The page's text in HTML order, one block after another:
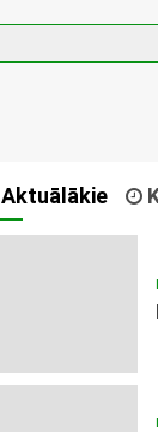
Aktuālākie